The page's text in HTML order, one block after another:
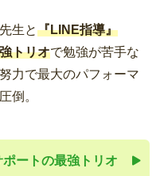
生と『LINE指導』
トリオで勉強が苦手な
力で最大のパフォーマ
倒。
ートの最強トリオ